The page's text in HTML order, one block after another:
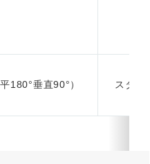
180°垂直90°） スタン